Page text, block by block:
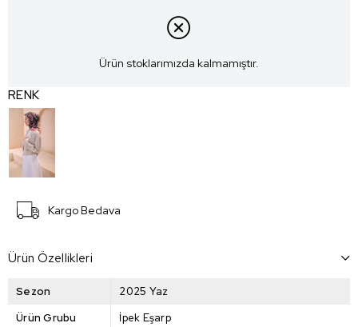
Ürün stoklarımızda kalmamıştır.
RENK
Kargo Bedava
Ürün Özellikleri
Sezon
2025 Yaz
Ürün Grubu
İpek Eşarp